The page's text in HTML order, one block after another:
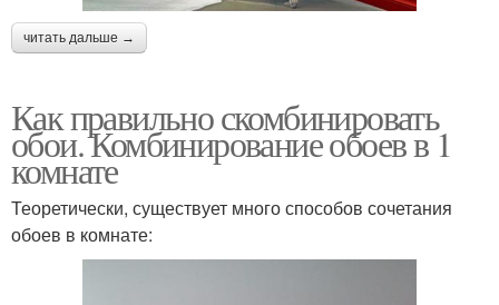
читать дальше →
Как правильно скомбинировать
обои. Комбинирование обоев в 1
комнате
Теоретически, существует много способов сочетания
обоев в комнате: